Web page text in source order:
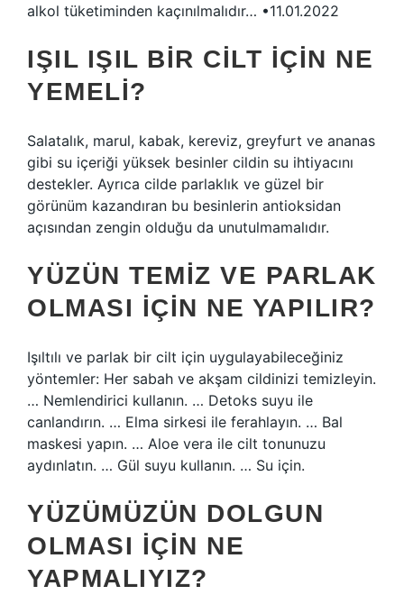
alkol tüketiminden kaçınılmalıdır… •11.01.2022
IŞIL IŞIL BIR CILT IÇIN NE
YEMELI?
Salatalık, marul, kabak, kereviz, greyfurt ve ananas
gibi su içeriği yüksek besinler cildin su ihtiyacını
destekler. Ayrıca cilde parlaklık ve güzel bir
görünüm kazandıran bu besinlerin antioksidan
açısından zengin olduğu da unutulmamalıdır.
YÜZÜN TEMIZ VE PARLAK
OLMASI IÇIN NE YAPILIR?
Işıltılı ve parlak bir cilt için uygulayabileceğiniz
yöntemler: Her sabah ve akşam cildinizi temizleyin.
… Nemlendirici kullanın. … Detoks suyu ile
canlandırın. … Elma sirkesi ile ferahlayın. … Bal
maskesi yapın. … Aloe vera ile cilt tonunuzu
aydınlatın. … Gül suyu kullanın. … Su için.
YÜZÜMÜZÜN DOLGUN
OLMASI IÇIN NE
YAPMALIYIZ?